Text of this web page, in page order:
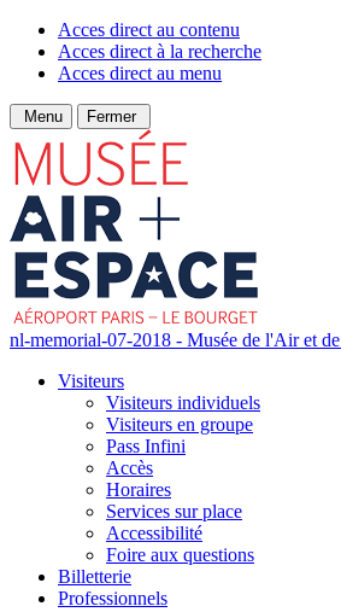
Acces direct au contenu
Acces direct à la recherche
Acces direct au menu
Menu Fermer
nl-memorial-07-2018 - Musée de l'Air et
Visiteurs
Visiteurs individuels
Visiteurs en groupe
Pass Infini
Accès
Horaires
Services sur place
Accessibilité
Foire aux questions
Billetterie
Professionnels